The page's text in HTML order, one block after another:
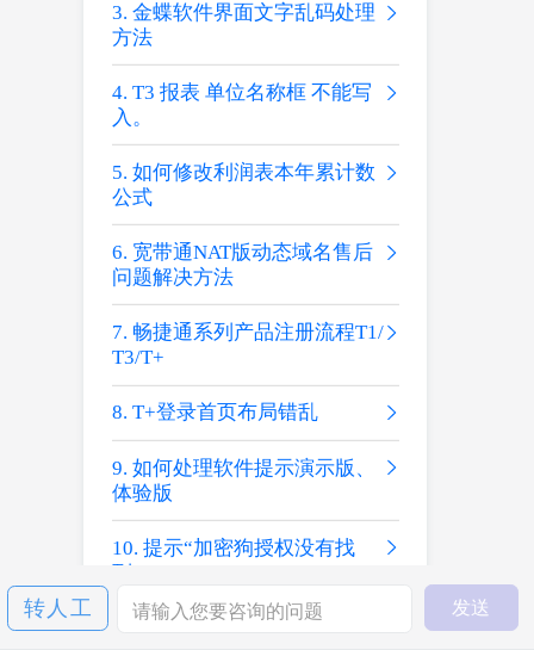
金蝶软件界面文字乱码处理
方法
T3 报表 单位名称框 不能写
入。
如何修改利润表本年累计数
公式
宽带通NAT版动态域名售后
问题解决方法
畅捷通系列产品注册流程T1/
T3/T+
T+登录首页布局错乱
如何处理软件提示演示版、
体验版
提示“加密狗授权没有找
到”
如果没找到您要解决的问题，请
转人工